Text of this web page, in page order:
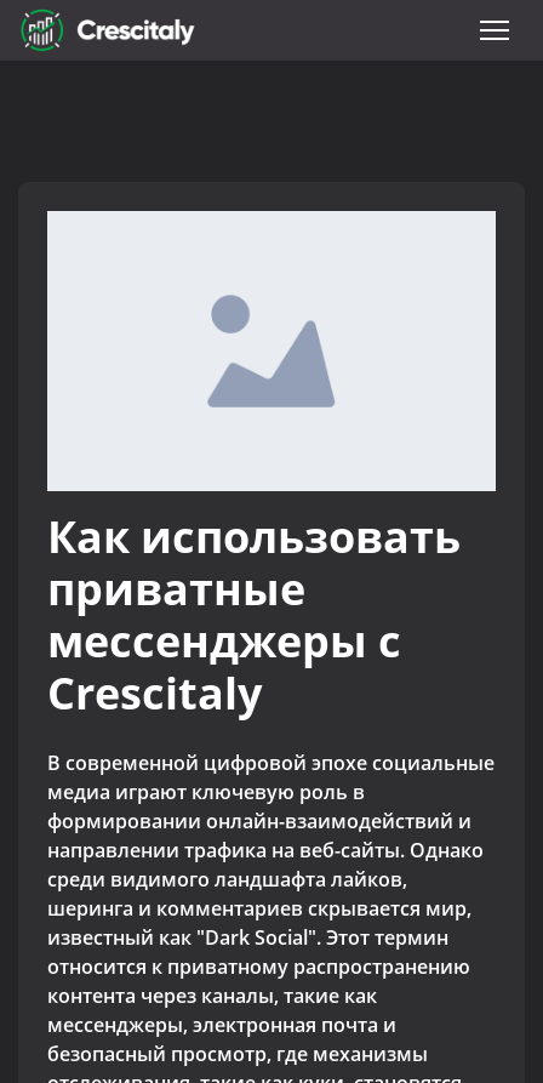
Как использовать
приватные
мессенджеры с
Crescitaly
В современной цифровой эпохе социальные
медиа играют ключевую роль в
формировании онлайн-взаимодействий и
направлении трафика на веб-сайты. Однако
среди видимого ландшафта лайков,
шеринга и комментариев скрывается мир,
известный как "Dark Social". Этот термин
относится к приватному распространению
контента через каналы, такие как
мессенджеры, электронная почта и
безопасный просмотр, где механизмы